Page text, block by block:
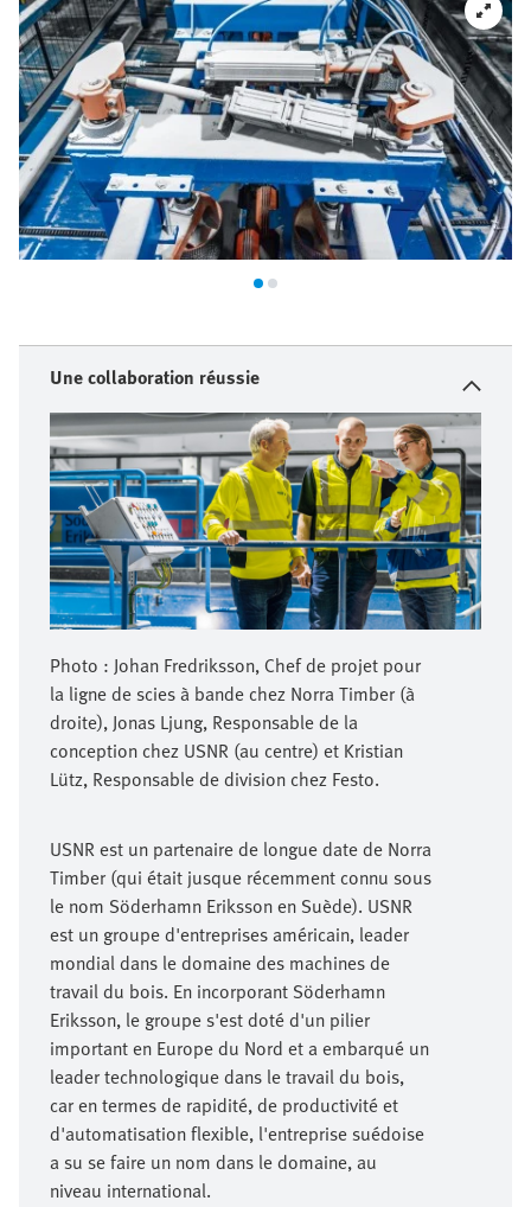
Une collaboration réussie
Photo : Johan Fredriksson, Chef de projet pour
la ligne de scies à bande chez Norra Timber (à
droite), Jonas Ljung, Responsable de la
conception chez USNR (au centre) et Kristian
Lütz, Responsable de division chez Festo.
USNR est un partenaire de longue date de Norra
Timber (qui était jusque récemment connu sous
le nom Söderhamn Eriksson en Suède). USNR
est un groupe d'entreprises américain, leader
mondial dans le domaine des machines de
travail du bois. En incorporant Söderhamn
Eriksson, le groupe s'est doté d'un pilier
important en Europe du Nord et a embarqué un
leader technologique dans le travail du bois,
car en termes de rapidité, de productivité et
d'automatisation flexible, l'entreprise suédoise
a su se faire un nom dans le domaine, au
niveau international.